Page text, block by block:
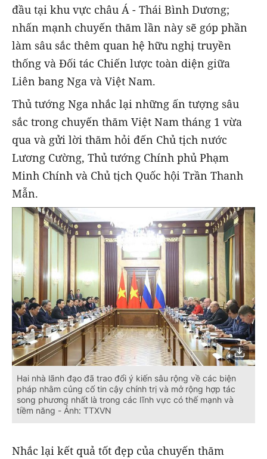
đầu tại khu vực châu Á - Thái Bình Dương;
nhấn mạnh chuyến thăm lần này sẽ góp phần
làm sâu sắc thêm quan hệ hữu nghị truyền
thống và Đối tác Chiến lược toàn diện giữa
Liên bang Nga và Việt Nam.
Thủ tướng Nga nhắc lại những ấn tượng sâu
sắc trong chuyến thăm Việt Nam tháng 1 vừa
qua và gửi lời thăm hỏi đến Chủ tịch nước
Lương Cường, Thủ tướng Chính phủ Phạm
Minh Chính và Chủ tịch Quốc hội Trần Thanh
Mẫn.
Hai nhà lãnh đạo đã trao đổi ý kiến sâu rộng về các biện
pháp nhằm củng cố tin cậy chính trị và mở rộng hợp tác
song phương nhất là trong các lĩnh vực có thế mạnh và
tiềm năng - Ảnh: TTXVN
Nhắc lại kết quả tốt đẹp của chuyến thăm